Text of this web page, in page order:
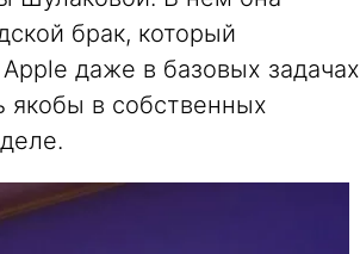
брак, который
даже в базовых задачах
якобы в собственных